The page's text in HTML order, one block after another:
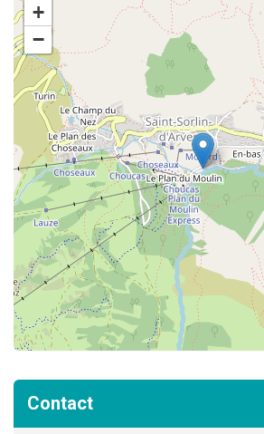
+
−
Contact